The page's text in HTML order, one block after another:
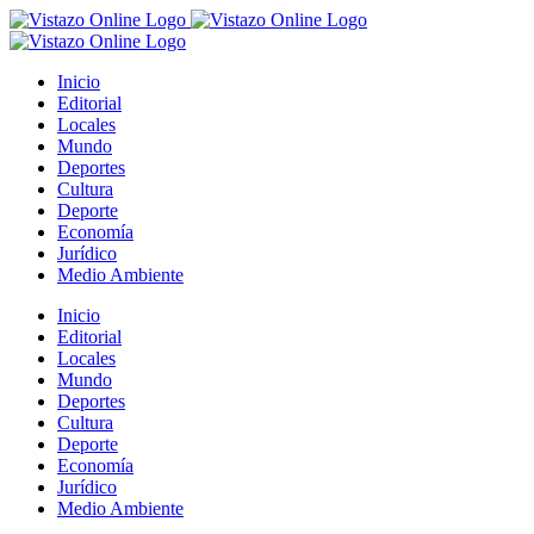
Saltar
al
Inicio
Editorial
Locales
Mundo
Deportes
Cultura
Deporte
Economía
Jurídico
Medio Ambiente
Inicio
Editorial
Locales
Mundo
Deportes
Cultura
Deporte
Economía
Jurídico
Medio Ambiente